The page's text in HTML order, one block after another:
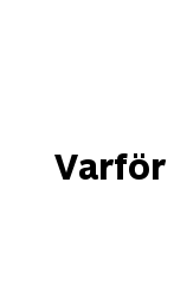
Varför